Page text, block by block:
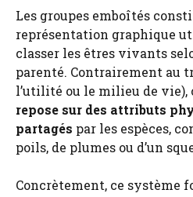
Les groupes emboîtés
représentation graphique
classer les êtres vivants
parenté. Contrairement au
l’utilité ou le milieu de vie),
repose sur des attributs
partagés par les espèces,
poils, de plumes ou d’un
Concrètement, ce système